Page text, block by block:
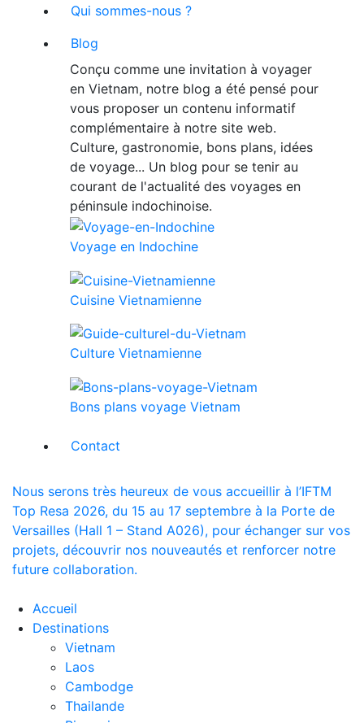
Qui sommes-nous ?
Blog
Conçu comme une invitation à voyager
en Vietnam, notre blog a été pensé pour
vous proposer un contenu informatif
complémentaire à notre site web.
Culture, gastronomie, bons plans, idées
de voyage... Un blog pour se tenir au
courant de l'actualité des voyages en
péninsule indochinoise.
Voyage en Indochine
Cuisine Vietnamienne
Culture Vietnamienne
Bons plans voyage Vietnam
Contact
Nous serons très heureux de vous accueillir à l’IFTM
Top Resa 2026, du 15 au 17 septembre à la Porte de
Versailles (Hall 1 – Stand A026), pour échanger sur vos
projets, découvrir nos nouveautés et renforcer notre
future collaboration.
Accueil
Destinations
Vietnam
Laos
Cambodge
Thailande